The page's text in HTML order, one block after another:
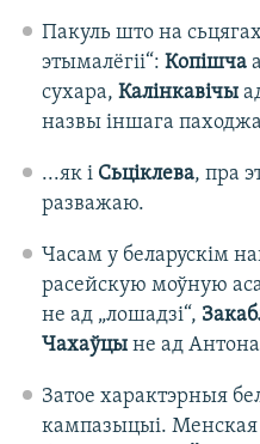
Пакуль што на
этымалёгіі“: Копішча
сухара, Калінкавічы
назвы іншага
...як і Сьціклева, пра
разважаю.
Часам у беларускім
расейскую моўную
не ад „лошадзі“,
Чахаўцыне ад Антона
Затое характэрныя
кампазыцыі. Менская